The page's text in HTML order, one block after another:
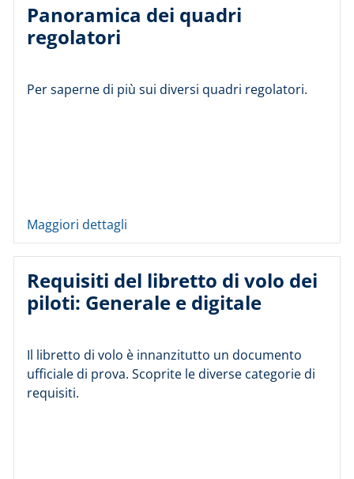
Panoramica dei quadri
regolatori
Per saperne di più sui diversi quadri regolatori.
Maggiori dettagli
Requisiti del libretto di volo dei
piloti: Generale e digitale
Il libretto di volo è innanzitutto un documento
ufficiale di prova. Scoprite le diverse categorie di
requisiti.